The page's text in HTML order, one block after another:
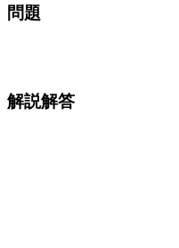
問題
解説解答